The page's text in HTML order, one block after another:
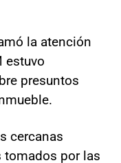
la atención
estuvo
presuntos
cercanas
tomados por las